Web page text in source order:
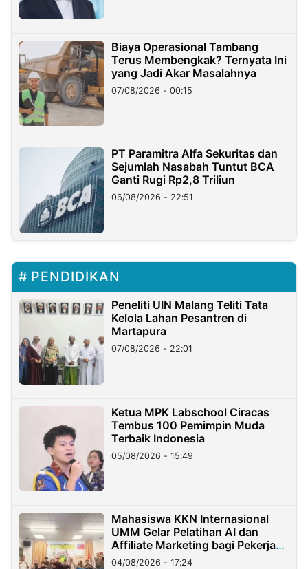
Biaya Operasional Tambang
Terus Membengkak? Ternyata Ini
yang Jadi Akar Masalahnya
07/08/2026 - 00:15
PT Paramitra Alfa Sekuritas dan
Sejumlah Nasabah Tuntut BCA
Ganti Rugi Rp2,8 Triliun
06/08/2026 - 22:51
PENDIDIKAN
Peneliti UIN Malang Teliti Tata
Kelola Lahan Pesantren di
Martapura
07/08/2026 - 22:01
Ketua MPK Labschool Ciracas
Tembus 100 Pemimpin Muda
Terbaik Indonesia
05/08/2026 - 15:49
Mahasiswa KKN Internasional
UMM Gelar Pelatihan AI dan
Affiliate Marketing bagi Pekerja
Migran Indonesia di Taiwan
04/08/2026 - 17:24